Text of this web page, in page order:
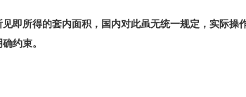
即所得的套内面积，国内对此虽无统一规定，实际操
约束。